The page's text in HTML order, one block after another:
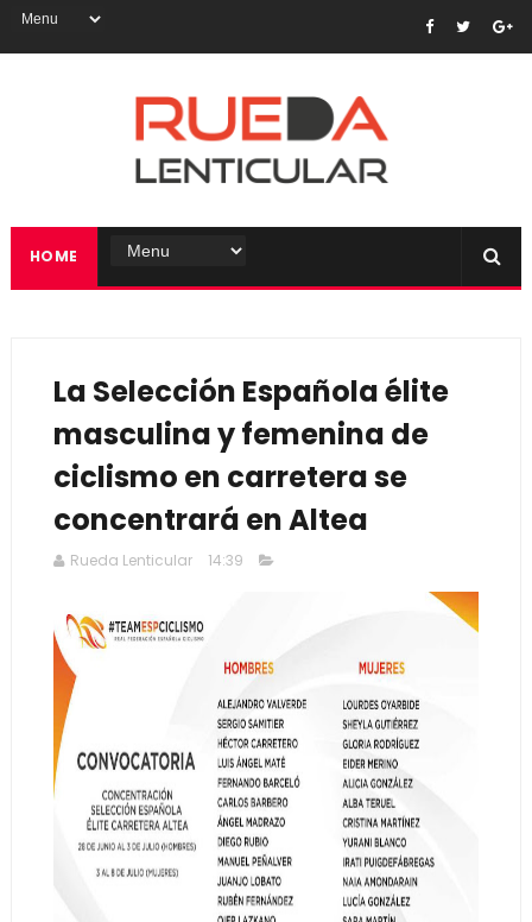
HOME
La Selección Española élite
masculina y femenina de
ciclismo en carretera se
concentrará en Altea
Rueda Lenticular 14:39